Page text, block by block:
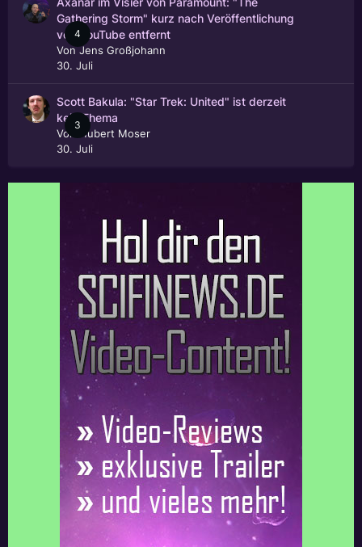
4
Gathering Storm" kurz nach Veröffentlichung
von YouTube entfernt
VonJens Großjohann
30. Juli
3
Scott Bakula: "Star Trek: United" ist derzeit
kein Thema
Von
Hubert Moser
30. Juli